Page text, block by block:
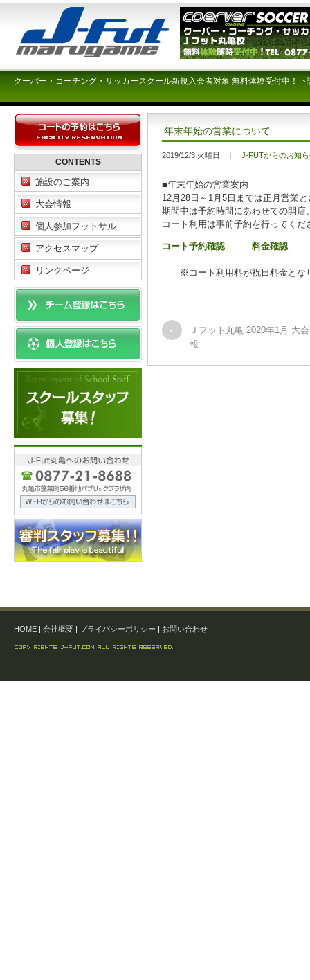
クーバー・コーチング・サッカースクール新規入会者対象 無料体験受付中！
年末年始の営業について
2019/12/3 火曜日 J-FUTからのお知
■年末年始の営業案内
12月28日～1月5日までは正月営業
期間中は予約時間にあわせての開
コート利用は事前予約を行ってくだ
コート予約確認 料金確認
※コート利用料が祝日料金とな
Ｊフット丸亀 2020年1月 大
報
CONTENTS
施設のご案内
大会情報
個人参加フットサル
アクセスマップ
リンクページ
HOME | 会社概要 | プライバシーポリシー | お問い合わせ